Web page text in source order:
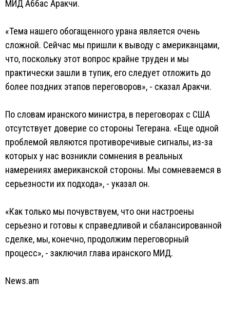
МИД Аббас Аракчи.
«Тема нашего обогащенного урана является очень
сложной. Сейчас мы пришли к выводу с американцами,
что, поскольку этот вопрос крайне труден и мы
практически зашли в тупик, его следует отложить до
более поздних этапов переговоров», - сказал Аракчи.
По словам иранского министра, в переговорах с США
отсутствует доверие со стороны Тегерана. «Еще одной
проблемой являются противоречивые сигналы, из-за
которых у нас возникли сомнения в реальных
намерениях американской стороны. Мы сомневаемся в
серьезности их подхода», - указал он.
«Как только мы почувствуем, что они настроены
серьезно и готовы к справедливой и сбалансированной
сделке, мы, конечно, продолжим переговорный
процесс», - заключил глава иранского МИД.
News.am